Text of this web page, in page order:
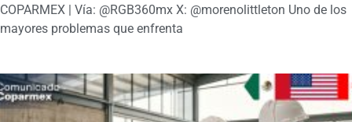
COPARMEX | Vía: @RGB360mx X: @morenolittleton Uno de los
mayores problemas que enfrenta